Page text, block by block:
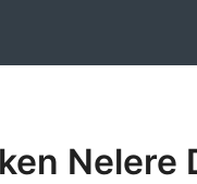
Nelere